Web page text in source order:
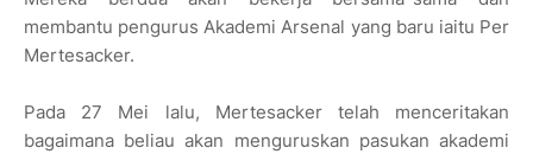
membantu pengurus Akademi Arsenal yang baru iaitu Per
Mertesacker.
Pada 27 Mei lalu, Mertesacker telah menceritakan
bagaimana beliau akan menguruskan pasukan akademi